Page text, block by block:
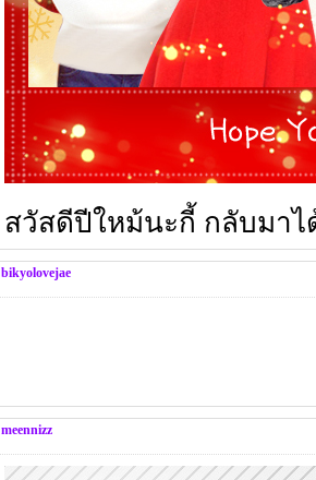
สวัสดีปีใหม้นะกี้ กลับมา
bikyolovejae
meennizz